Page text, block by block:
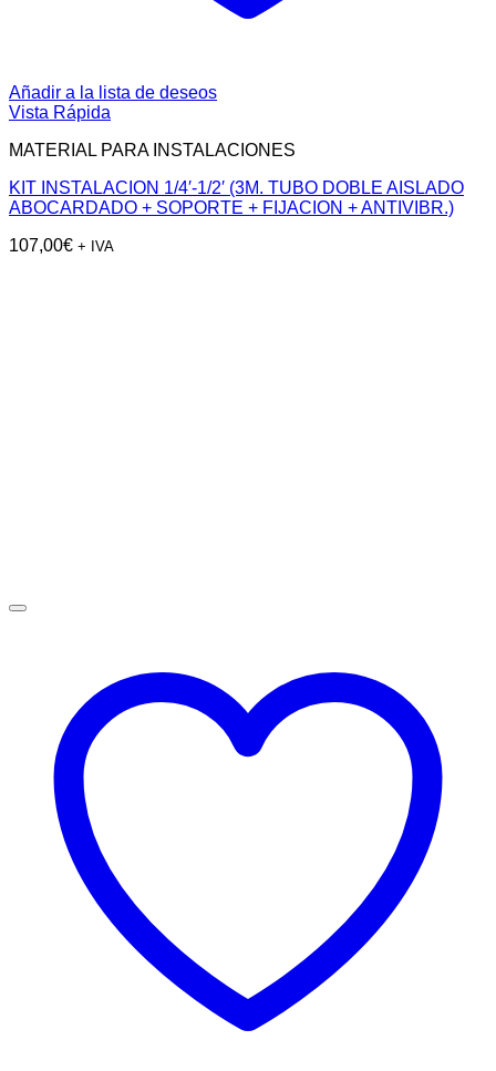
Añadir a la lista de deseos
Vista Rápida
MATERIAL PARA INSTALACIONES
KIT INSTALACION 1/4′-1/2′ (3M. TUBO DOBLE AISLADO
ABOCARDADO + SOPORTE + FIJACION + ANTIVIBR.)
107,00€ + IVA